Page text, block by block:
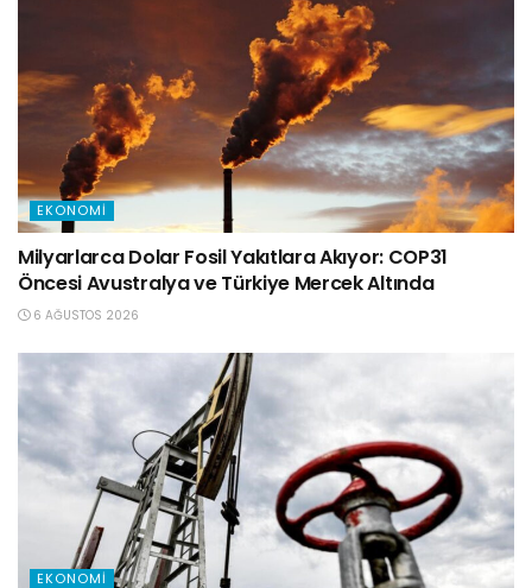
EKONOMI
Milyarlarca Dolar Fosil Yakıtlara Akıyor: COP31
Öncesi Avustralya ve Türkiye Mercek Altında
6 AĞUSTOS 2026
EKONOMI